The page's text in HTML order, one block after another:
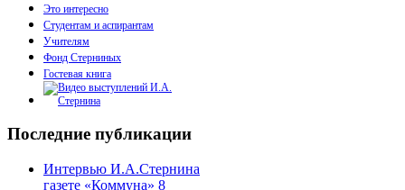
Это интересно
Студентам и аспирантам
Учителям
Фонд Стерниных
Гостевая книга
Последние публикации
Интервью И.А.Стернина
газете «Коммуна» 8